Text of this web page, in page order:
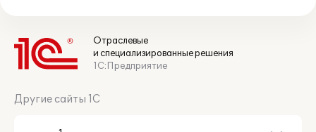
Отраслевые
и специализированные решения
1С:Предприятие
Другие сайты 1С